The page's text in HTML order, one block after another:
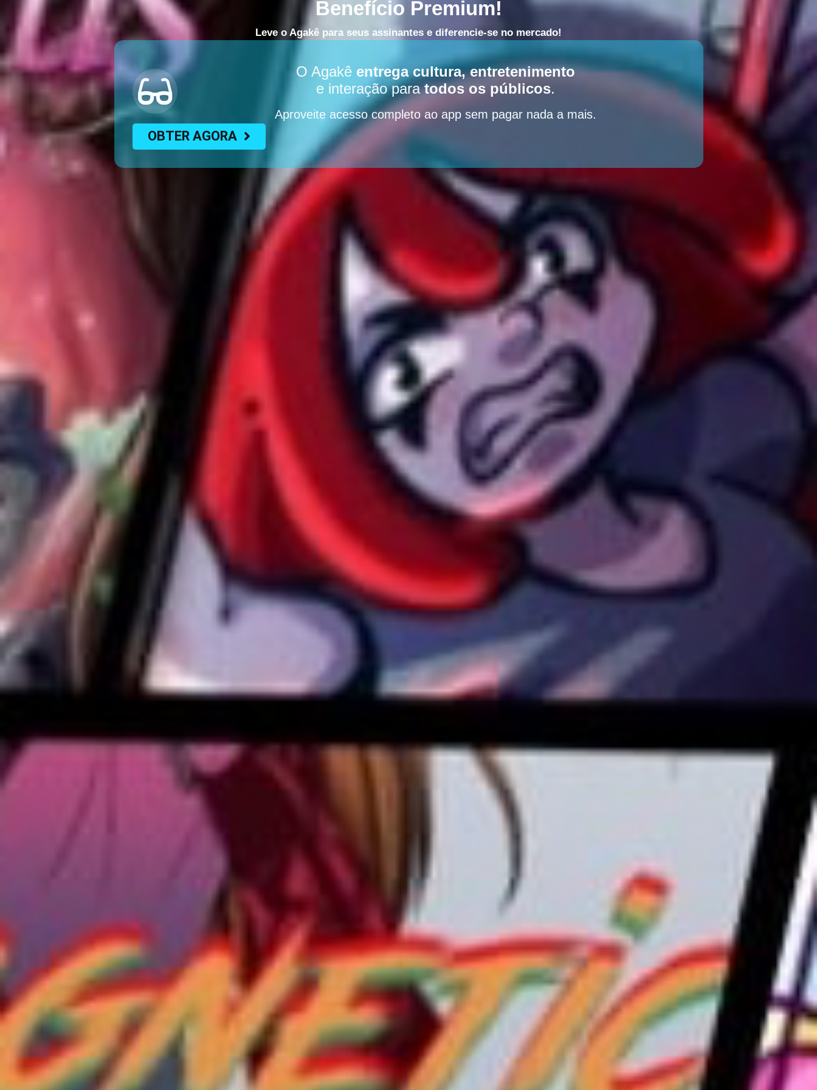
Benefício Premium!
Leve o Agakê para seus assinantes e diferencie-se no mercado!
O Agakê entrega cultura, entretenimento
e interação paratodos os públicos.
Aproveite acesso completo ao app sem pagar nada a mais.
OBTER AGORA